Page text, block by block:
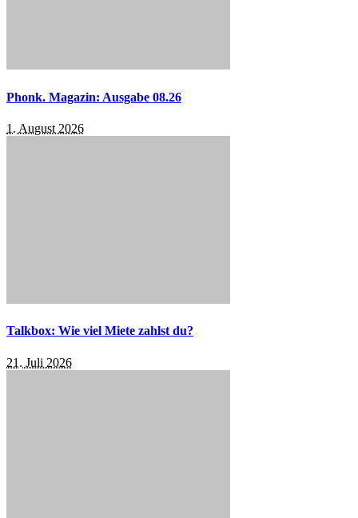
Phonk. Magazin: Ausgabe 08.26
1. August 2026
Talkbox: Wie viel Miete zahlst du?
21. Juli 2026